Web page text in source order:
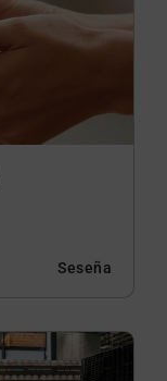
Seseña